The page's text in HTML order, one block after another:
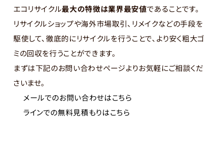
エコリサイクル最大の特徴は業界最安値であることです。
リサイクルショップや海外市場取引、リメイクなどの手段を
駆使して、徹底的にリサイクルを行うことで、より安く粗大ゴ
ミの回収を行うことができます。
まずは下記のお問い合わせページよりお気軽にご相談くだ
さいませ。
メールでのお問い合わせはこちら
ラインでの無料見積もりはこちら